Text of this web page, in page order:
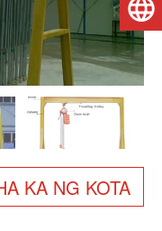
KA NG KOTA
Pilipino